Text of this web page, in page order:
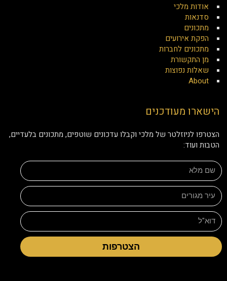
אודות מלכי
סדנאות
מתכונים
הפקת אירועים
מתכונים לחברות
מן התקשורת
שאלות נפוצות
About
הישארו מעודכנים
הצטרפו לניוזלטר של מלכי וקבלו עדכונים שוטפים, מתכונים בלעדיים,
הטבות ועוד:
הצטרפות